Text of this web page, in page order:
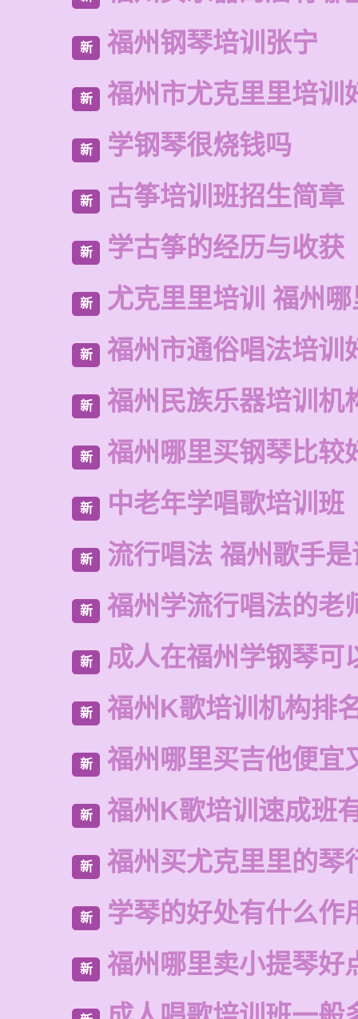
新 福州钢琴培训张宁
新 福州市尤克里里培训
新 学钢琴很烧钱吗
新 古筝培训班招生简章
新 学古筝的经历与收获
新 尤克里里培训 福州
新 福州市通俗唱法培训
新 福州民族乐器培训机
新 福州哪里买钢琴比较
新 中老年学唱歌培训班
新 流行唱法 福州歌手是
新 福州学流行唱法的老
新 成人在福州学钢琴可
新 福州K歌培训机构排
新 福州哪里买吉他便宜
新 福州K歌培训速成班
新 福州买尤克里里的琴
新 学琴的好处有什么作
新 福州哪里卖小提琴好